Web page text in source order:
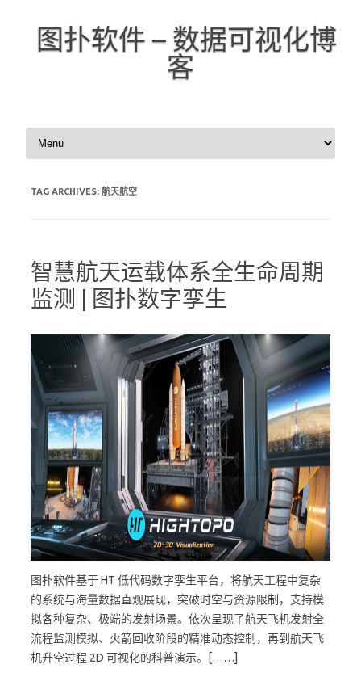
图扑软件 – 数据可视化博
客
Skip to content
TAG ARCHIVES: 航天航空
智慧航天运载体系全生命周期
监测 | 图扑数字孪生
图扑软件基于 HT 低代码数字孪生平台，将航天工程中复杂
的系统与海量数据直观展现，突破时空与资源限制，支持模
拟各种复杂、极端的发射场景。依次呈现了航天飞机发射全
流程监测模拟、火箭回收阶段的精准动态控制，再到航天飞
机升空过程 2D 可视化的科普演示。[……]